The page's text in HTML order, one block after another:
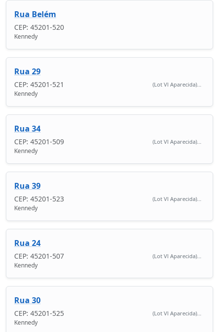
Rua Belém
CEP: 45201-520
Kennedy
Rua 29
CEP: 45201-521 (Lot Vl Aparecida)...
Kennedy
Rua 34
CEP: 45201-509 (Lot Vl Aparecida)...
Kennedy
Rua 39
CEP: 45201-523 (Lot Vl Aparecida)...
Kennedy
Rua 24
CEP: 45201-507 (Lot Vl Aparecida)...
Kennedy
Rua 30
CEP: 45201-525 (Lot Vl Aparecida)...
Kennedy